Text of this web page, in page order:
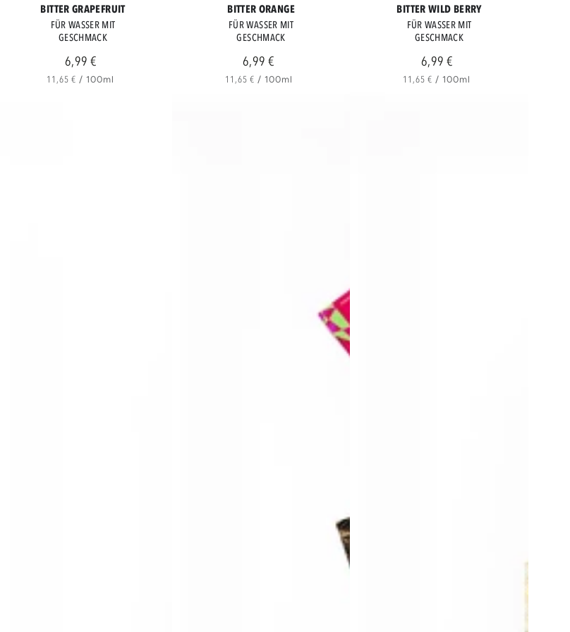
GRAPEFRUIT
BITTER GRAPEFRUIT
FÜR WASSER MIT
GESCHMACK
Regulärer
Preis
6,99 €
Stückpreis
11,65 € / pro
100ml
ORANGE
BITTER ORANGE
FÜR WASSER MIT
GESCHMACK
Regulärer
Preis
6,99 €
Stückpreis
11,65 € / pro
100ml
WILD
BERRY
BITTER WILD BERRY
FÜR WASSER MIT
GESCHMACK
Regulärer
Preis
6,99 €
Stückpreis
11,65 € / pro
100ml